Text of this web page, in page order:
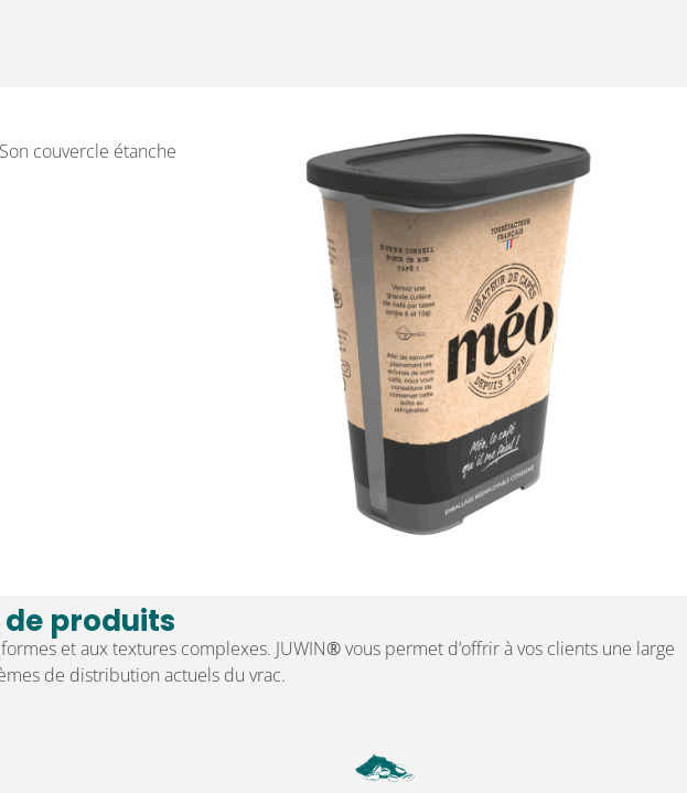
couvercle étanche
de produits
et aux textures complexes. JUWIN®vous permet d’offrir à vos clients une large
de distribution actuels du vrac.